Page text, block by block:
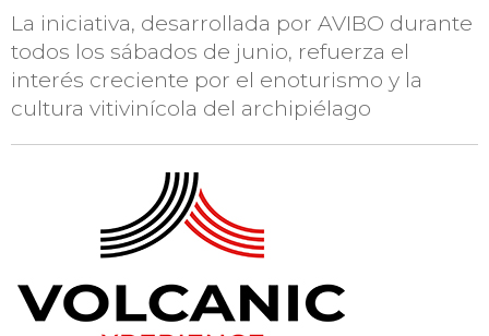
La iniciativa, desarrollada por AVIBO durante
todos los sábados de junio, refuerza el
interés creciente por el enoturismo y la
cultura vitivinícola del archipiélago